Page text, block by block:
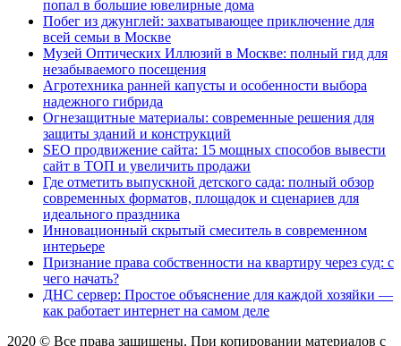
попал в большие ювелирные дома
Побег из джунглей: захватывающее приключение для
всей семьи в Москве
Музей Оптических Иллюзий в Москве: полный гид для
незабываемого посещения
Агротехника ранней капусты и особенности выбора
надежного гибрида
Огнезащитные материалы: современные решения для
защиты зданий и конструкций
SEO продвижение сайта: 15 мощных способов вывести
сайт в ТОП и увеличить продажи
Где отметить выпускной детского сада: полный обзор
современных форматов, площадок и сценариев для
идеального праздника
Инновационный скрытый смеситель в современном
интерьере
Признание права собственности на квартиру через суд: с
чего начать?
ДНС сервер: Простое объяснение для каждой хозяйки —
как работает интернет на самом деле
2020 © Все права защищены. При копировании материалов с